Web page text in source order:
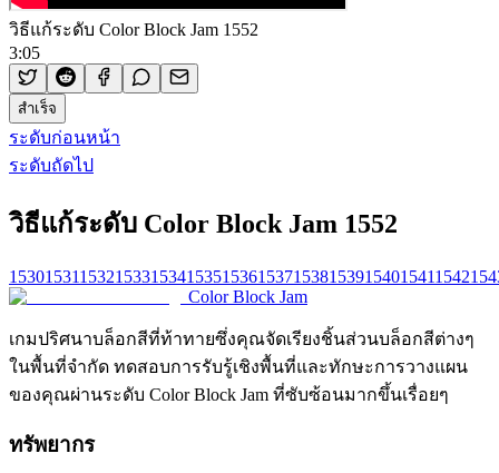
วิธีแก้ระดับ Color Block Jam 1552
3:05
สำเร็จ
ระดับก่อนหน้า
ระดับถัดไป
วิธีแก้ระดับ Color Block Jam 1552
1530153115321533153415351536153715381539154015411542
Color Block Jam
เกมปริศนาบล็อกสีที่ท้าทายซึ่งคุณจัดเรียงชิ้นส่วนบล็อกสีต่างๆ
ในพื้นที่จำกัด ทดสอบการรับรู้เชิงพื้นที่และทักษะการวางแผน
ของคุณผ่านระดับ Color Block Jam ที่ซับซ้อนมากขึ้นเรื่อยๆ
ทรัพยากร